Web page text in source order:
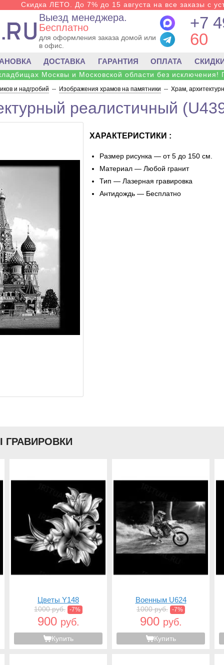
Скидка ЛЕТО. До 7% до 15 августа на все заказы с
Выезд менеджера.
Бесплатно
для оформления заказа домой или
в офис.
+7
60
ДОСТАВКА ГАРАНТИЯ ОПЛАТА
Москвы и Московской области без исключения!
и надгробий -- Изображения храмов на памятники -- Храм,
реалистичный
ХАРАКТЕРИСТИКИ :
Размер рисунка — от 5 до 150 см.
Материал — Любой гранит
Тип — Лазерная гравировка
Антидождь — Бесплатно
ГРАВИРОВКИ
Цветы Y148
1000 руб. -7%
900 руб.
Купить
Военным U624
1000 руб. -7%
900 руб.
Купить